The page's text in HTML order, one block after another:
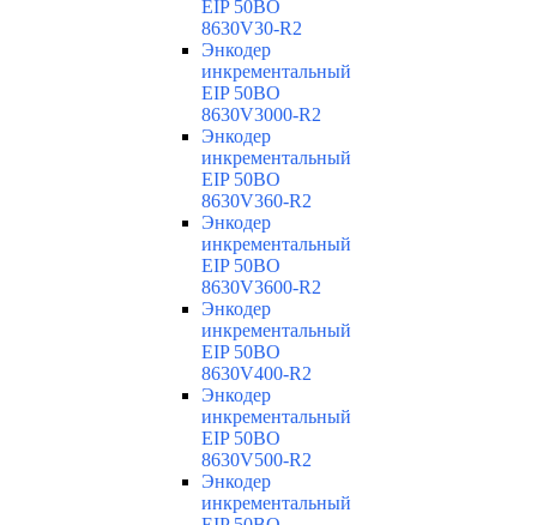
EIP 50BO
8630V30-R2
Энкодер
инкрементальный
EIP 50BO
8630V3000-R2
Энкодер
инкрементальный
EIP 50BO
8630V360-R2
Энкодер
инкрементальный
EIP 50BO
8630V3600-R2
Энкодер
инкрементальный
EIP 50BO
8630V400-R2
Энкодер
инкрементальный
EIP 50BO
8630V500-R2
Энкодер
инкрементальный